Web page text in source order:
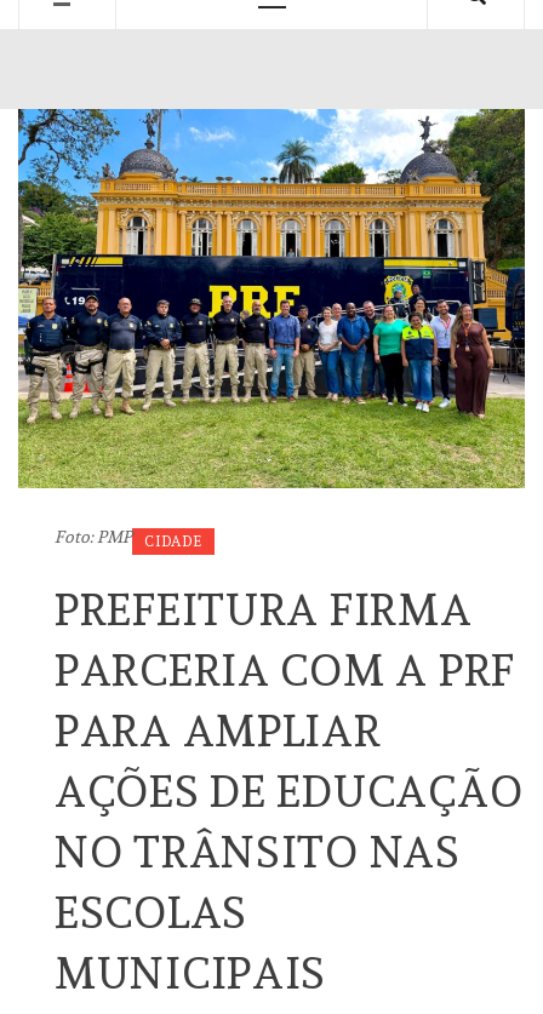
Foto: PMP CIDADE
PREFEITURA FIRMA
PARCERIA COM A PRF
PARA AMPLIAR
AÇÕES DE EDUCAÇÃO
NO TRÂNSITO NAS
ESCOLAS
MUNICIPAIS